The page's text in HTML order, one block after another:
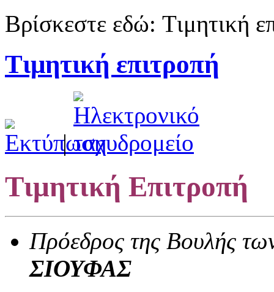
Βρίσκεστε εδώ: Tιμητική
Tιμητική επιτροπή
|
Tιμητική Επιτροπή
Πρόεδρος της Βουλής
ΣΙΟΥΦΑΣ